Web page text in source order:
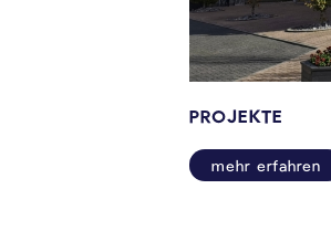
PROJEKTE
mehr erfahren